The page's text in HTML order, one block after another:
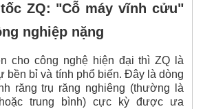
ZQ: "Cỗ máy vĩnh cửu"
nghiệp nặng
cho công nghệ hiện đại thì ZQ là
bền bỉ và tính phổ biến. Đây là dòng
răng trụ răng nghiêng (thường là
trung bình) cực kỳ được ưa